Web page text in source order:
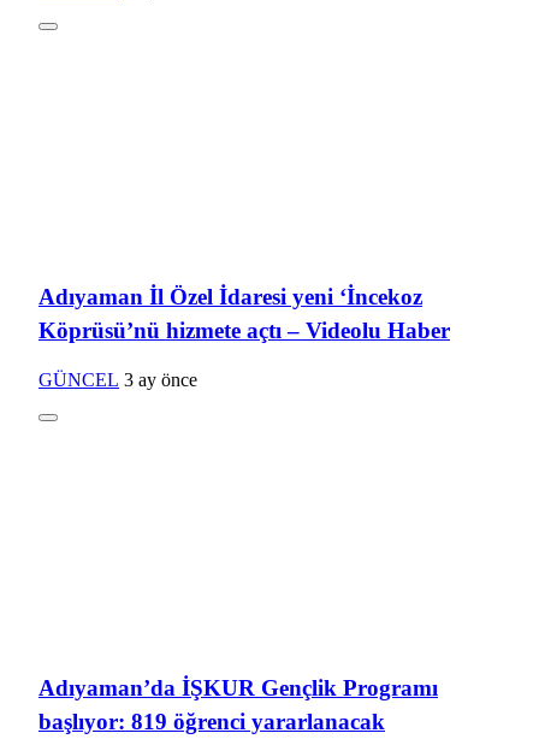
Adıyaman İl Özel İdaresi yeni ‘İncekoz
Köprüsü’nü hizmete açtı – Videolu Haber
GÜNCEL 3 ay önce
Adıyaman’da İŞKUR Gençlik Programı
başlıyor: 819 öğrenci yararlanacak